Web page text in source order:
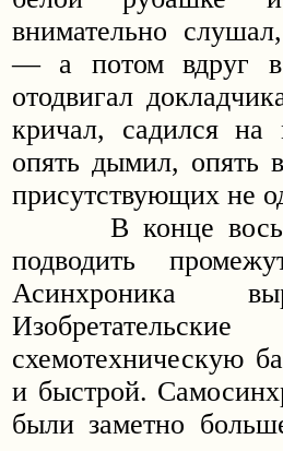
внимательно
— а потом вдруг
отодвигал
кричал, садился
опять дымил, опять
присутствующих не
В конце
подводить
Асинхроника
схемотехническую
и быстрой.
были заметно